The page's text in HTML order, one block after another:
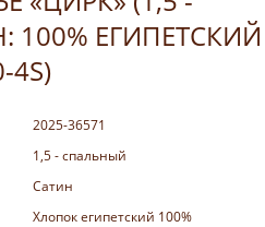
ЕГИПЕТСКИЙ
4S)
2025-36571
1,5 - спальный
Сатин
Хлопок египетский 100%